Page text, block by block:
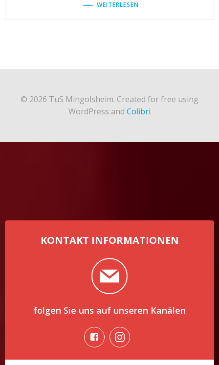
WEITERLESEN
© 2026 TuS Mingolsheim. Created for free using
WordPress and Colibri
KONTAKT INFORMATIONEN
folgen Sie uns auf unseren Kanälen